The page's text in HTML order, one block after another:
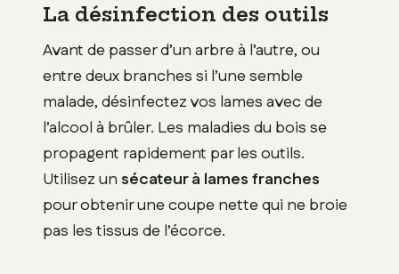
La désinfection des outils
Avant de passer d’un arbre à l’autre, ou
entre deux branches si l’une semble
malade, désinfectez vos lames avec de
l’alcool à brûler. Les maladies du bois se
propagent rapidement par les outils.
Utilisez un sécateur à lames franches
pour obtenir une coupe nette qui ne broie
pas les tissus de l’écorce.